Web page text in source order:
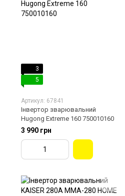
3
5
Артикул: 67841
Інвертор зварювальний
Hugong Extreme 160 750010160
3 990 грн